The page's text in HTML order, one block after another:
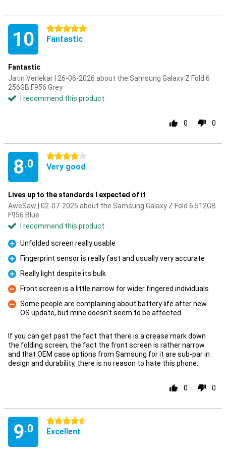
10 5 stars
Fantastic
Fantastic
Jatin Verlekar | 26-06-2026 about the Samsung Galaxy Z Fold 6
256GB F956 Grey
I recommend this product
0 0
8.0
4 stars
Very good
Lives up to the standards I expected of it
AweSaw | 02-07-2025 about the Samsung Galaxy Z Fold 6 512GB
F956 Blue
I recommend this product
Pro
Unfolded screen really usable
Pro
Fingerprint sensor is really fast and usually very accurate
Pro
Really light despite its bulk
Con
Front screen is a little narrow for wider fingered individuals
Con
Some people are complaining about battery life after new
OS update, but mine doesn't seem to be affected.
If you can get past the fact that there is a crease mark down
the folding screen, the fact the front screen is rather narrow
and that OEM case options from Samsung for it are sub-par in
design and durability, there is no reason to hate this phone.
0 0
9.0
4.5 stars
Excellent